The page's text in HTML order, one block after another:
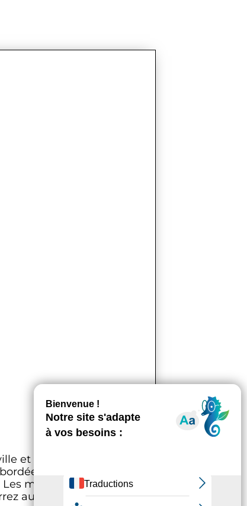
et de broderie perlée
notamment : la
motifs sont dessinés
aussi réaliser, en